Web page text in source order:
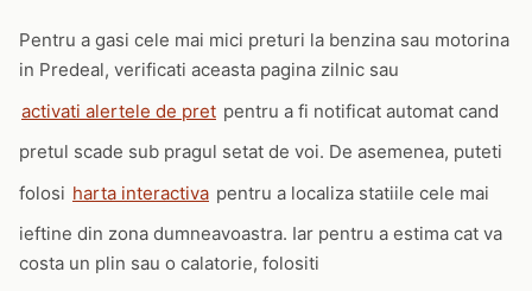
Pentru a gasi cele mai mici preturi la benzina sau motorina
in Predeal, verificati aceasta pagina zilnic sau
activati alertele de pret pentru a fi notificat automat cand
pretul scade sub pragul setat de voi. De asemenea, puteti
folosi harta interactiva pentru a localiza statiile cele mai
ieftine din zona dumneavoastra. Iar pentru a estima cat va
costa un plin sau o calatorie, folositi